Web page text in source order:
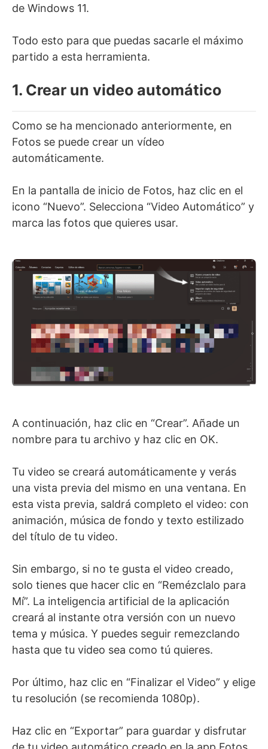
de Windows 11.
Todo esto para que puedas sacarle el máximo
partido a esta herramienta.
1. Crear un video automático
Como se ha mencionado anteriormente, en
Fotos se puede crear un vídeo
automáticamente.
En la pantalla de inicio de Fotos, haz clic en el
icono “Nuevo”. Selecciona “Video Automático” y
marca las fotos que quieres usar.
A continuación, haz clic en “Crear”. Añade un
nombre para tu archivo y haz clic en OK.
Tu video se creará automáticamente y verás
una vista previa del mismo en una ventana. En
esta vista previa, saldrá completo el video: con
animación, música de fondo y texto estilizado
del título de tu video.
Sin embargo, si no te gusta el video creado,
solo tienes que hacer clic en “Remézclalo para
Mí”. La inteligencia artificial de la aplicación
creará al instante otra versión con un nuevo
tema y música. Y puedes seguir remezclando
hasta que tu video sea como tú quieres.
Por último, haz clic en “Finalizar el Video” y elige
tu resolución (se recomienda 1080p).
Haz clic en “Exportar” para guardar y disfrutar